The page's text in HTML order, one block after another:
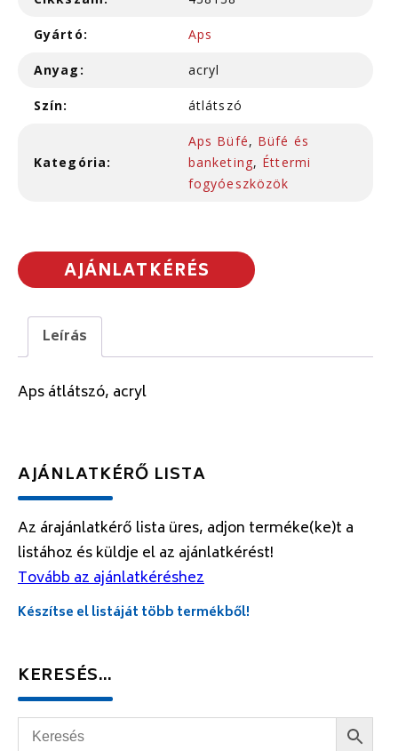
Gyártó: Aps
Anyag: acryl
Szín: átlátszó
Kategória:
Aps Büfé, Büfé és
banketing, Éttermi
fogyóeszközök
AJÁNLATKÉRÉS
Leírás
Aps átlátszó, acryl
AJÁNLATKÉRŐ LISTA
Az árajánlatkérő lista üres, adjon terméke(ke)t a
listához és küldje el az ajánlatkérést!
Tovább az ajánlatkéréshez
Készítse el listáját több termékből!
KERESÉS…